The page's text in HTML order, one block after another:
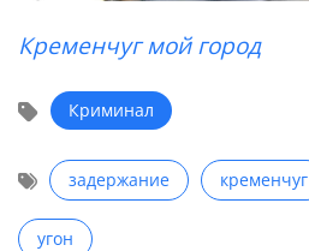
Кременчуг мой город
Криминал
задержание кременчуг
угон